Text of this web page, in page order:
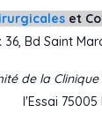
et
36, Bd Saint
de la Clinique
l'Essai 75005